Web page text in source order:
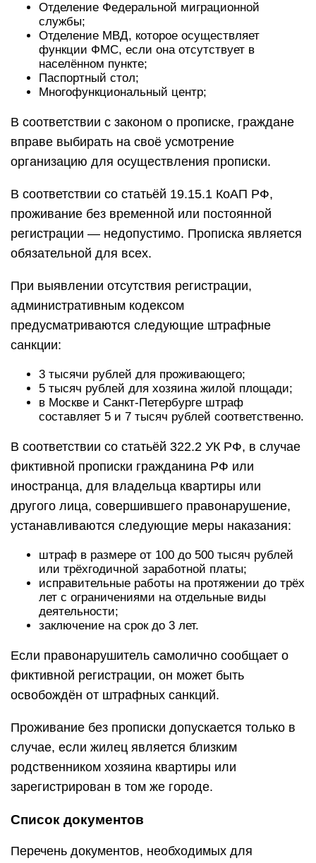
Отделение Федеральной миграционной
службы;
Отделение МВД, которое осуществляет
функции ФМС, если она отсутствует в
населённом пункте;
Паспортный стол;
Многофункциональный центр;
В соответствии с законом о прописке, граждане
вправе выбирать на своё усмотрение
организацию для осуществления прописки.
В соответствии со статьёй 19.15.1 КоАП РФ,
проживание без временной или постоянной
регистрации — недопустимо. Прописка является
обязательной для всех.
При выявлении отсутствия регистрации,
административным кодексом
предусматриваются следующие штрафные
санкции:
3 тысячи рублей для проживающего;
5 тысяч рублей для хозяина жилой площади;
в Москве и Санкт-Петербурге штраф
составляет 5 и 7 тысяч рублей соответственно.
В соответствии со статьёй 322.2 УК РФ, в случае
фиктивной прописки гражданина РФ или
иностранца, для владельца квартиры или
другого лица, совершившего правонарушение,
устанавливаются следующие меры наказания:
штраф в размере от 100 до 500 тысяч рублей
или трёхгодичной заработной платы;
исправительные работы на протяжении до трёх
лет с ограничениями на отдельные виды
деятельности;
заключение на срок до 3 лет.
Если правонарушитель самолично сообщает о
фиктивной регистрации, он может быть
освобождён от штрафных санкций.
Проживание без прописки допускается только в
случае, если жилец является близким
родственником хозяина квартиры или
зарегистрирован в том же городе.
Список документов
Перечень документов, необходимых для